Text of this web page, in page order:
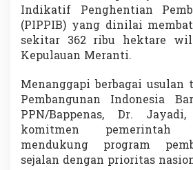
Indikatif Penghentian
(PIPPIB) yang dinilai
sekitar 362 ribu hektare
Kepulauan Meranti.
Menanggapi berbagai usulan
Pembangunan Indonesia
PPN/Bappenas, Dr.
komitmen
mendukung program
sejalan dengan prioritas